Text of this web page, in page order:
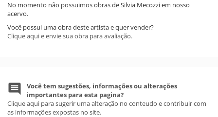
No momento não possuimos obras de Silvia Mecozzi em nosso
acervo.
Você possui uma obra deste artista e quer vender?
Clique aqui e envie sua obra para avaliação.
Você tem sugestões, informações ou alterações
importantes para esta pagina?
Clique aqui para sugerir uma alteração no conteudo e contribuir com
as informações expostas no site.